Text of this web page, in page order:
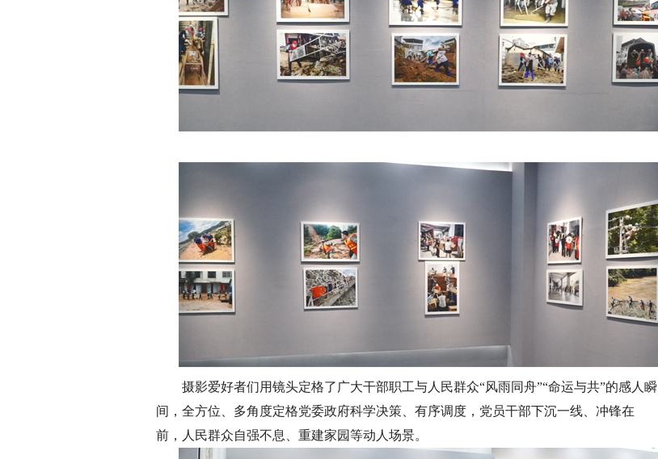
摄影爱好者们用镜头定格了广大干部职工与人民群众“风雨同舟”“命运与共”的感人瞬
间，全方位、多角度定格党委政府科学决策、有序调度，党员干部下沉一线、冲锋在
前，人民群众自强不息、重建家园等动人场景。